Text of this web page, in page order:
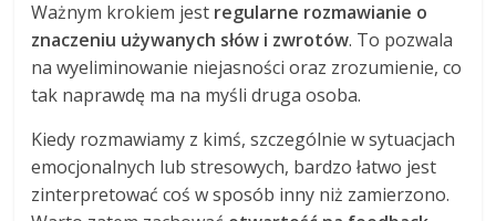
Ważnym krokiem jest regularne rozmawianie o
znaczeniu używanych słów i zwrotów. To pozwala
na wyeliminowanie niejasności oraz zrozumienie, co
tak naprawdę ma na myśli druga osoba.
Kiedy rozmawiamy z kimś, szczególnie w sytuacjach
emocjonalnych lub stresowych, bardzo łatwo jest
zinterpretować coś w sposób inny niż zamierzono.